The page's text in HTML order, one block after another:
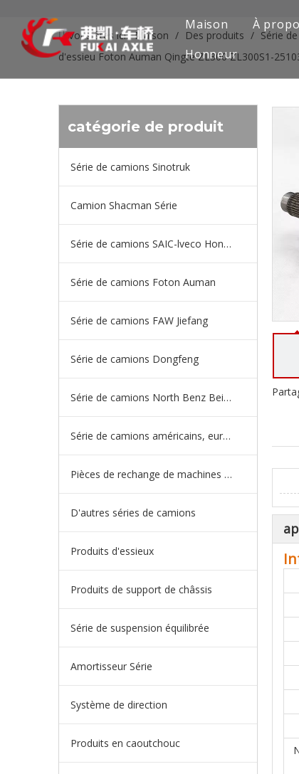
Maison À
Honneur
Vous êtes ici: Maison / Des produits / Série
d'essieu Foton Auman Qingte ZL300 ZL300S1-
catégorie de produit
Série de camions Sinotruk
Camion Shacman Série
Série de camions SAIC-lveco Hongyan
Série de camions Foton Auman
Série de camions FAW Jiefang
Série de camions Dongfeng
Série de camions North Benz Beiben
Série de camions américains, européens et japonais
Pièces de rechange de machines d'ingénierie de camion minier
D'autres séries de camions
Produits d'essieux
Produits de support de châssis
Série de suspension équilibrée
Amortisseur Série
Système de direction
Produits en caoutchouc